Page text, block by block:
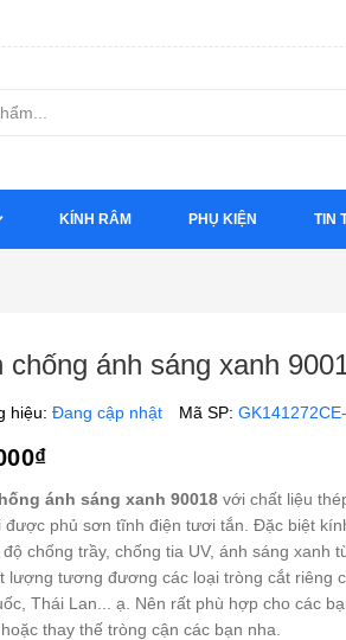
KÍNH RÂM PHỤ KIỆN TIN
chống ánh sáng xanh
hiệu: Đang cập nhật Mã SP:
ánh sáng xanh 90018 với chất liệu
được phủ sơn tĩnh điện tươi tắn. Đặc biệt
chống trầy, chống tia UV, ánh sáng xanh
lượng tương đương các loại tròng cắt riêng
Thái Lan... ạ. Nên rất phù hợp cho các
thay thế tròng cận các bạn nha.